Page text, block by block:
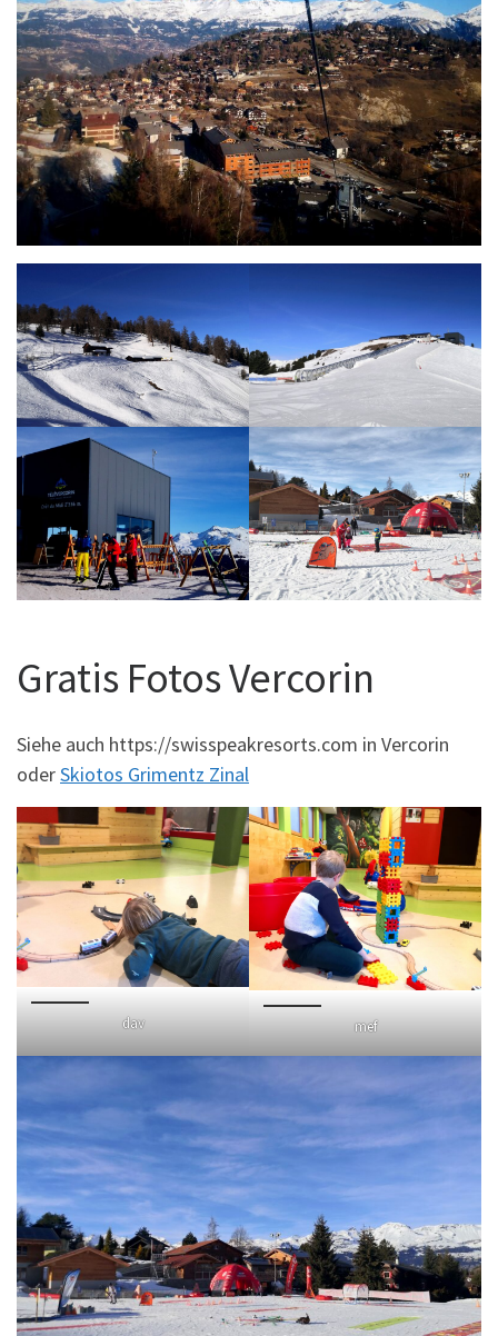
Gratis Fotos Vercorin
Siehe auch https://swisspeakresorts.com in Vercorin
oderSkiotos Grimentz Zinal
dav mef